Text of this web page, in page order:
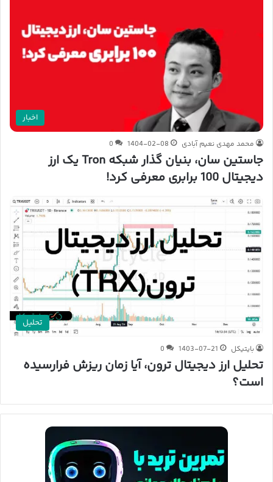
اخبار
محمد مهدی نعیم آبادی 1404-02-08
0
جاستین سان، بنیان گذار شبکه Tron یک ارز
دیجیتال 100 برابری معرفی کرد!
تحلیل
بایتیکل 1403-07-21
0
تحلیل ارز دیجیتال ترون، آیا زمان ریزش فرارسیده
است؟